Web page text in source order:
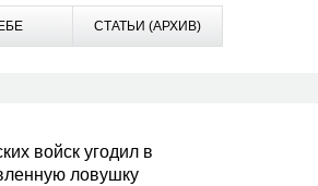
СТАТЬИ (АРХИВ)
войск угодил в
ловушку